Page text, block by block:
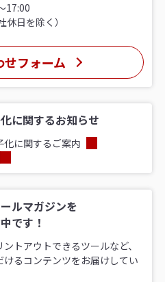
17:00
休日を除く）
せフォーム
に関するお知らせ
に関するご案内
ルマガジンを
です！
トアウトできるツールなど、
るコンテンツをお届けしてい